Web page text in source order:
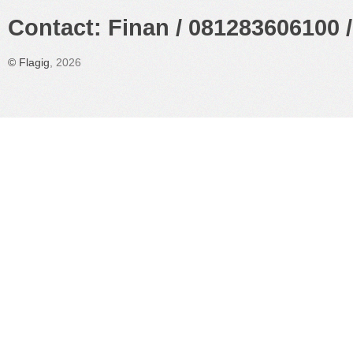
Contact: Finan /
© Flagig , 2026